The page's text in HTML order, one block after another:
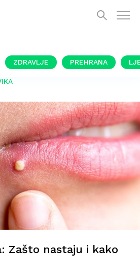
ZDRAVLJE PREHRANA
Zašto nastaju i kako